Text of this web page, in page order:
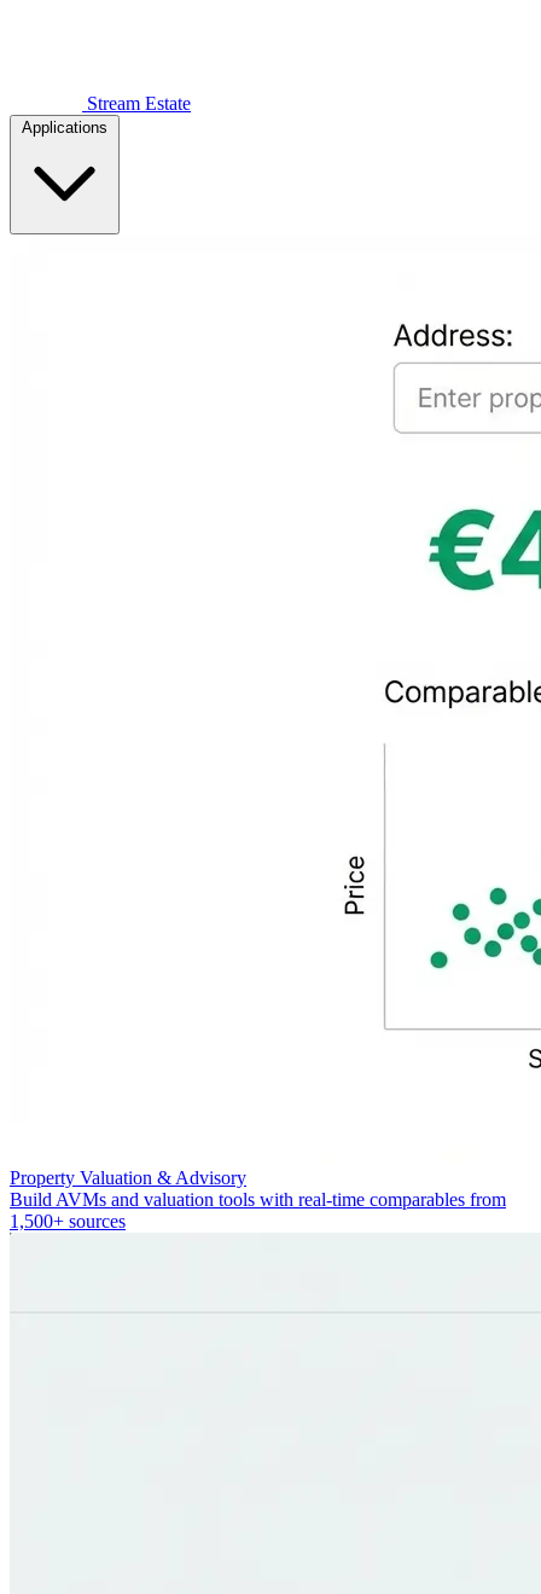
Stream Estate
Applications
Property Valuation & Advisory
Build AVMs and valuation tools with real-time comparables from
1,500+ sources